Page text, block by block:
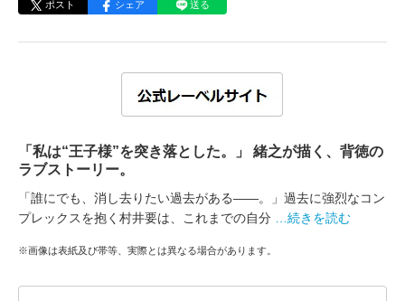
ポスト シェア 送る
「私は“王子様”を突き落とした。」 緒之が描く、背徳の
ラブストーリー。
「誰にでも、消し去りたい過去がある――。」過去に強烈なコン
プレックスを抱く村井要は、これまでの自分
…続きを読む
※画像は表紙及び帯等、実際とは異なる場合があります。